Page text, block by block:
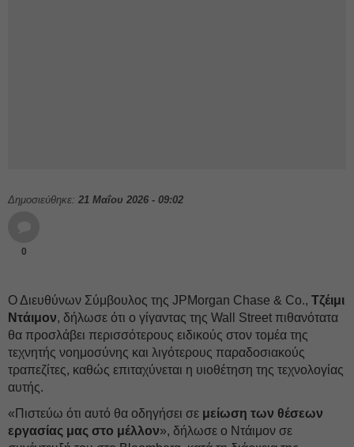
Δημοσιεύθηκε: 21 Μαΐου 2026 - 09:02
0
Ο Διευθύνων Σύμβουλος της JPMorgan Chase & Co., Τζέιμι
Ντάιμον, δήλωσε ότι ο γίγαντας της Wall Street πιθανότατα
θα προσλάβει περισσότερους ειδικούς στον τομέα της
τεχνητής νοημοσύνης και λιγότερους παραδοσιακούς
τραπεζίτες, καθώς επιταχύνεται η υιοθέτηση της τεχνολογίας
αυτής.
«Πιστεύω ότι αυτό θα οδηγήσει σε μείωση των θέσεων
εργασίας μας στο μέλλον», δήλωσε ο Ντάιμον σε